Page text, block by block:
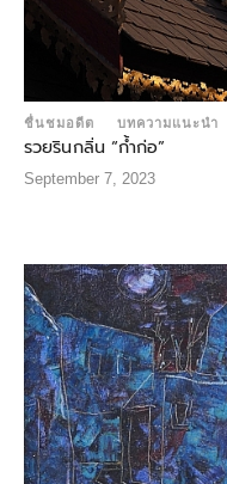
ชื่นชมอดีต บทความแนะนำ
รวยรินกลิ่น “ก้ำก่อ”
September 7, 2023